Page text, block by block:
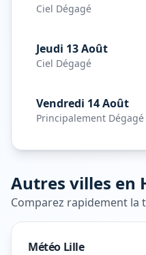
Ciel Dégagé
Jeudi 13 Août
Ciel Dégagé
Vendredi 14 Août
Principalement Dégagé
Autres villes en
Comparez rapidement la
Météo Lille